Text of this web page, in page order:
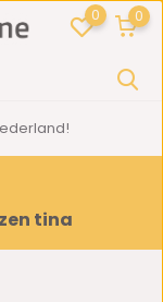
0 0
tina